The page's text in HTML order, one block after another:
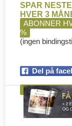
SPAR
HVER 3
ABONNER
%
(ingen
Del på